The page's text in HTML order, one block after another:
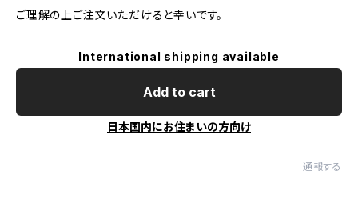
ご理解の上ご注文いただけると幸いです。
International shipping available
Add to cart
日本国内にお住まいの方向け
通報する